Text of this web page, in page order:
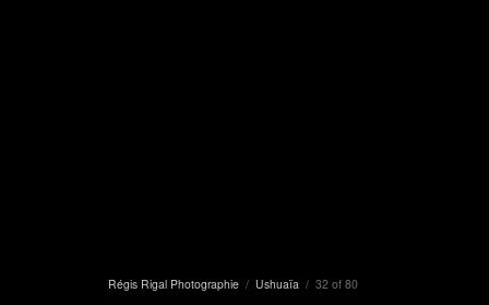
Régis Rigal Photographie / Ushuaïa / 32 of 80